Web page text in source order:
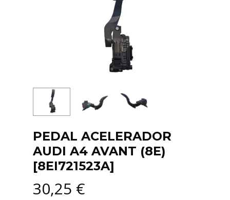
PEDAL ACELERADOR
AUDI A4 AVANT (8E)
[8EI721523A]
30,25 €